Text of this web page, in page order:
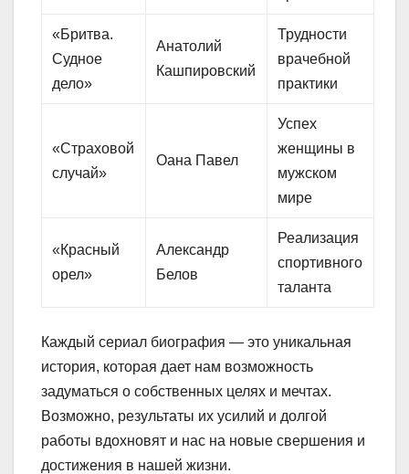
«Бритва.
Судное
дело»
Анатолий
Кашпировский
Трудности
врачебной
практики
«Страховой
случай»
Оана Павел
Успех
женщины в
мужском
мире
«Красный
орел»
Александр
Белов
Реализация
спортивного
таланта
Каждый сериал биография — это уникальная
история, которая дает нам возможность
задуматься о собственных целях и мечтах.
Возможно, результаты их усилий и долгой
работы вдохновят и нас на новые свершения и
достижения в нашей жизни.